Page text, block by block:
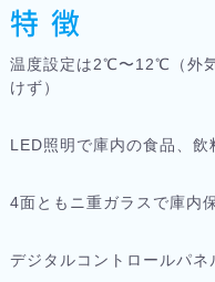
特 徴
温度設定は2℃〜12℃（外
けず）
LED照明で庫内の食品、飲
4面ともニ重ガラスで庫内
デジタルコントロールパネ